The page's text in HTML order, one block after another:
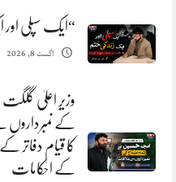
“ایک سپلی اور
اگست 8, 2026
وزیر اعلیٰ گلگت
کے نمبرداروں
کا قیام دفاتر
کے احکامات